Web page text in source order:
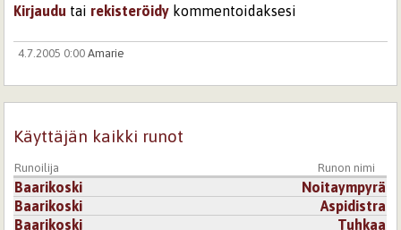
Kirjaudu tai rekisteröidy kommentoidaksesi
4.7.2005 0:00 Amarie
Luin tämän uudelleen ja uudelleen ja se punoi
käytät, herätät tunteita, joita en osaa ja uskalla lähteä
analysoimaan, menisi koko yö. Tarkoituksena oli nukkua,
mutta taidan pohtia unelmia ja tulevaisuutta.
Kirjaudutairekisteröidykommentoidaksesi
Käyttäjän kaikki runot
Runoilija Runon nimi
Baarikoski
Noitaympyrä
Baarikoski
Aspidistra
Baarikoski
Tuhkaa